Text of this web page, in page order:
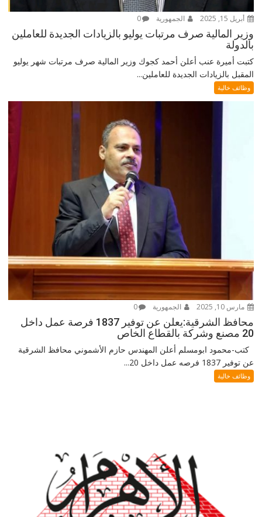
أبريل 15, 2025 الجمهورية 0
وزير المالية صرف مرتبات يوليو بالزيادات الجديدة للعاملين
بالدولة
كتبت أميرة عنب أعلن أحمد كجوك وزير المالية صرف مرتبات شهر يوليو
المقبل بالزيادات الجديدة للعاملين...
وظائف خالية
مارس 10, 2025 الجمهورية 0
محافظ الشرقية:يعلن عن توفير 1837 فرصة عمل داخل
20 مصنع وشركة بالقطاع الخاص
كتب-محمود ابومسلم أعلن المهندس حازم الأشموني محافظ الشرقية
عن توفير 1837 فرصه عمل داخل 20...
وظائف خالية